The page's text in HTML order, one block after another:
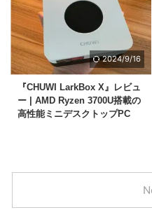
2024/9/16
『CHUWI LarkBox X』レビュ
ー | AMD Ryzen 3700U搭載の
高性能ミニデスクトップPC